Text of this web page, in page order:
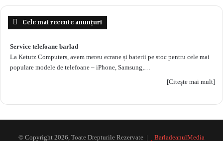
Cele mai recente anunțuri
Service telefoane barlad
La Ketutz Computers, avem mereu ecrane și baterii pe stoc pentru cele mai
populare modele de telefoane – iPhone, Samsung,…
[Citește mai mult]
© Copyright 2026, Toate Drepturile Rezervate | BarladeanulMedia